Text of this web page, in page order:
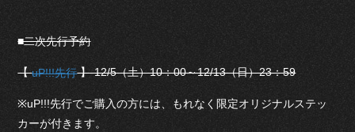
■二次先行予約
【uP!!!先行】 12/5（土）10：00～12/13（日）23：59
※uP!!!先行でご購入の方には、もれなく限定オリジナルステッ
カーが付きます。